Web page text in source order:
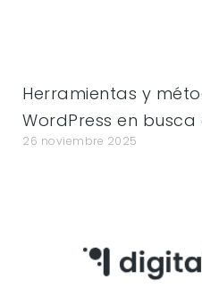
Herramientas y
WordPress en busca
26 noviembre 2025